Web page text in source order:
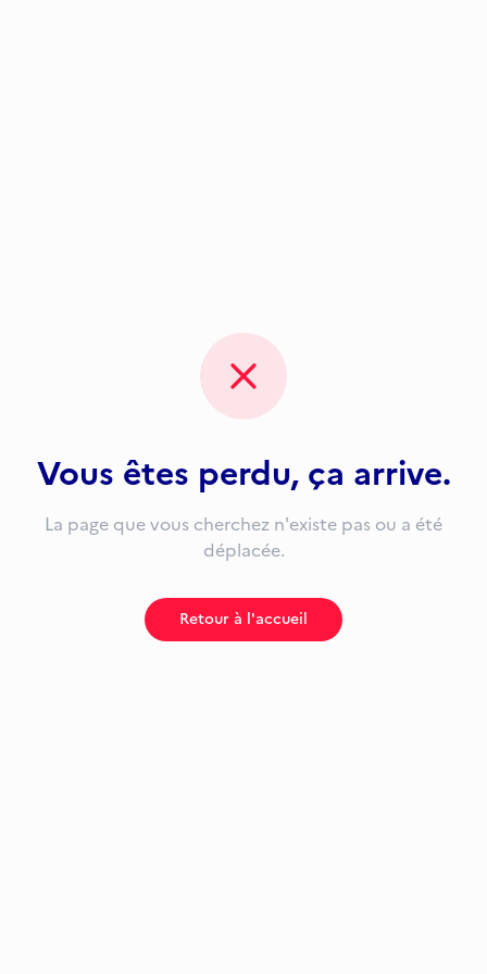
Vous êtes perdu, ça arrive.
La page que vous cherchez n'existe pas ou a été
déplacée.
Retour à l'accueil